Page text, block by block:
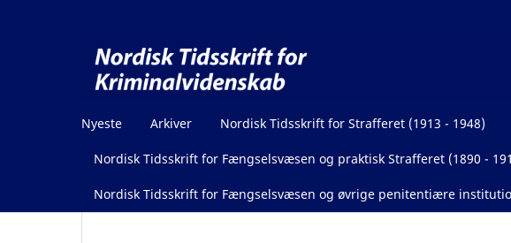
Nyeste Arkiver Nordisk Tidsskrift for Strafferet (1913 - 1948)
Nordisk Tidsskrift for Fængselsvæsen og praktisk Strafferet (1890 -
Nordisk Tidsskrift for Fængselsvæsen og øvrige penitentiære